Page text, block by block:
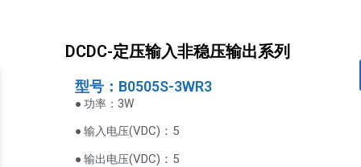
DCDC-定压输入非稳压输出系列
型号：B0505S-3WR3
● 功率：3W
● 输入电压(VDC)：5
● 输出电压(VDC) ：5